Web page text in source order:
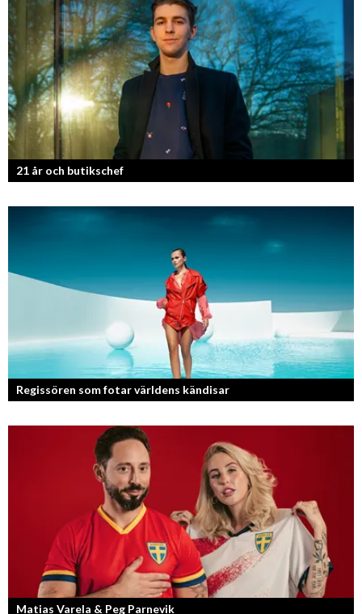
21 år och butikschef
Denis Manasiev Vukotic driver Teknikmagasinet mot nya framgångar!
Regissören som fotar världens kändisar
Fotografen och regissören Peter Svenson har en lång meritlista och är
ett sant bevis på att om man tror på sig själv och...
Matias Varela & Peg Parnevik